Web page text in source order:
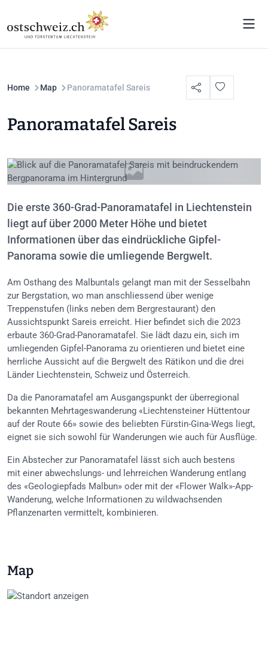
Home Map Panoramatafel Sareis
Panoramatafel Sareis
Die erste 360-Grad-Panoramatafel in Liechtenstein
liegt auf über 2000 Meter Höhe und bietet
Informationen über das eindrückliche Gipfel-
Panorama sowie die umliegende Bergwelt.
Am Osthang des Malbuntals gelangt man mit der Sesselbahn
zur Bergstation, wo man anschliessend über wenige
Treppenstufen (links neben dem Bergrestaurant) den
Aussichtspunkt Sareis erreicht. Hier befindet sich die 2023
erbaute 360-Grad-Panoramatafel. Sie lädt dazu ein, sich im
umliegenden Gipfel-Panorama zu orientieren und bietet eine
herrliche Aussicht auf die Bergwelt des Rätikon und die drei
Länder Liechtenstein, Schweiz und Österreich.
Da die Panoramatafel am Ausgangspunkt der überregional
bekannten Mehrtageswanderung «Liechtensteiner Hüttentour
auf der Route 66» sowie des beliebten Fürstin-Gina-Wegs liegt,
eignet sie sich sowohl für Wanderungen wie auch für Ausflüge.
Ein Abstecher zur Panoramatafel lässt sich auch bestens
mit einer abwechslungs- und lehrreichen Wanderung entlang
des «Geologiepfads Malbun» oder mit der «Flower Walk»-App-
Wanderung, welche Informationen zu wildwachsenden
Pflanzenarten vermittelt, kombinieren.
Map